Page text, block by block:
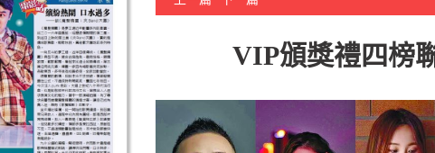
VIP頒獎禮四榜